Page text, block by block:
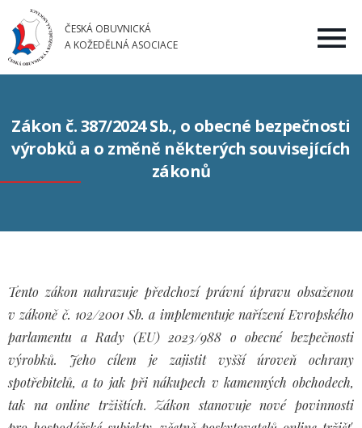
ČESKÁ OBUVNICKÁ
A KOŽEDĚLNÁ ASOCIACE
Zákon č. 387/2024 Sb., o obecné bezpečnosti
výrobků a o změně některých souvisejících
zákonů
Tento zákon nahrazuje předchozí právní úpravu obsaženou
v zákoně č. 102/2001 Sb. a implementuje nařízení Evropského
parlamentu a Rady (EU) 2023/988 o obecné bezpečnosti
výrobků. Jeho cílem je zajistit vyšší úroveň ochrany
spotřebitelů, a to jak při nákupech v kamenných obchodech,
tak na online tržištích. Zákon stanovuje nové povinnosti